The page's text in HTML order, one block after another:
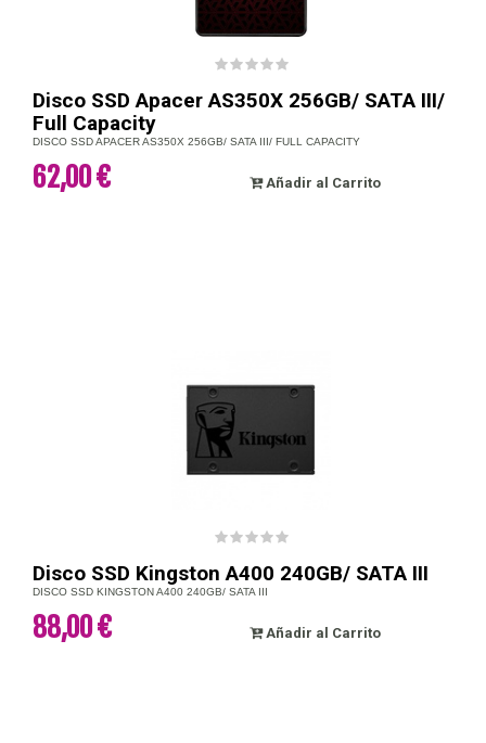
Disco SSD Apacer AS350X 256GB/ SATA III/
Full Capacity
DISCO SSD APACER AS350X 256GB/ SATA III/ FULL CAPACITY
62,00 € Añadir al Carrito
Disco SSD Kingston A400 240GB/ SATA III
DISCO SSD KINGSTON A400 240GB/ SATA III
88,00 € Añadir al Carrito